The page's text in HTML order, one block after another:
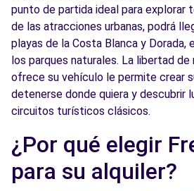
punto de partida ideal para explorar
de las atracciones urbanas, podrá
playas de la Costa Blanca y Dorada,
los parques naturales. La libertad
ofrece su vehículo le permite crear
detenerse donde quiera y descubrir
circuitos turísticos clásicos.
¿Por qué elegir
para su alquiler?